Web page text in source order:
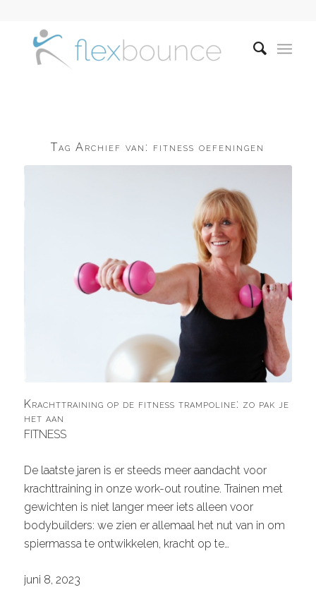
Tag Archief van: fitness oefeningen
Krachttraining op de fitness trampoline: zo pak je
het aan
FITNESS
De laatste jaren is er steeds meer aandacht voor
krachttraining in onze work-out routine. Trainen met
gewichten is niet langer meer iets alleen voor
bodybuilders: we zien er allemaal het nut van in om
spiermassa te ontwikkelen, kracht op te…
juni 8, 2023